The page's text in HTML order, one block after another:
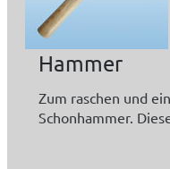
Hammer
Zum raschen und
Schonhammer.